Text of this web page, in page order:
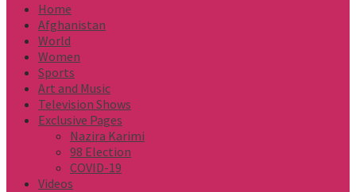
Home
Afghanistan
World
Women
Sports
Art and Music
Television Shows
Exclusive Pages
Nazira Karimi
98 Election
COVID-19
Videos